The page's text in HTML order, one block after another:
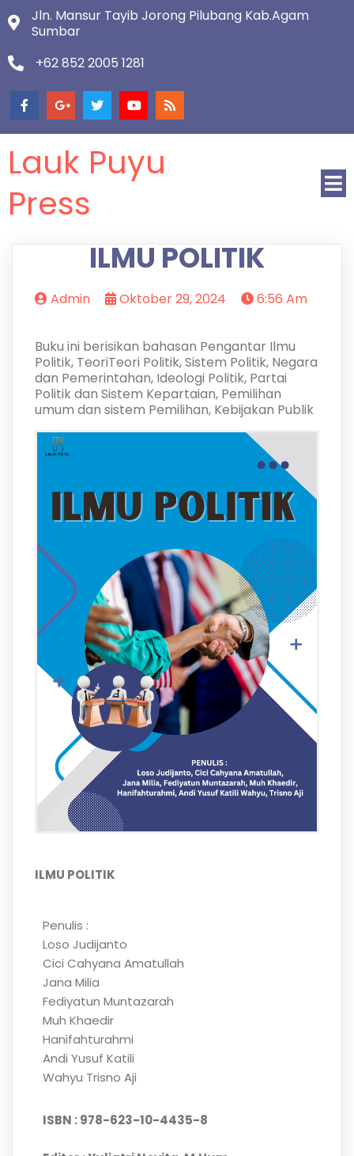
Jln. Mansur Tayib Jorong Pilubang Kab.Agam
Sumbar
+62 852 2005 1281
Lauk Puyu
Press
ILMU POLITIK
Admin Oktober 29, 2024 6:56 Am
Buku ini berisikan bahasan Pengantar Ilmu
Politik, TeoriTeori Politik, Sistem Politik, Negara
dan Pemerintahan, Ideologi Politik, Partai
Politik dan Sistem Kepartaian, Pemilihan
umum dan sistem Pemilihan, Kebijakan Publik
ILMU POLITIK
Penulis :
Loso Judijanto
Cici Cahyana Amatullah
Jana Milia
Fediyatun Muntazarah
Muh Khaedir
Hanifahturahmi
Andi Yusuf Katili
Wahyu Trisno Aji
ISBN : 978-623-10-4435-8